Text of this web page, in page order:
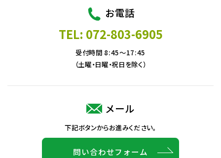
お電話
TEL: 072-803-6905
受付時間 8:45～17:45
（土曜・日曜・祝日を除く）
メール
下記ボタンからお進みください。
問い合わせフォーム